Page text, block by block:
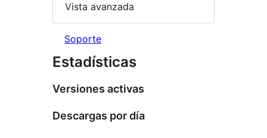
Vista avanzada
Soporte
Estadísticas
Versiones activas
Descargas por día